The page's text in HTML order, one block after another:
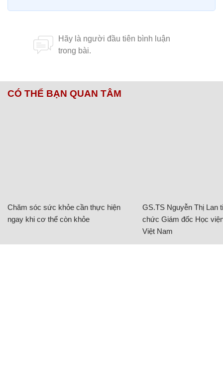
CÓ THỂ BẠN QUAN TÂM
Chăm sóc sức khỏe cần thực hiện
ngay khi cơ thể còn khỏe
GS.TS Nguyễn Thị Lan
chức Giám đốc Học
Việt Nam